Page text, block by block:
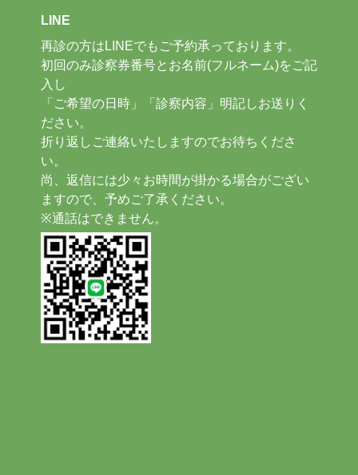
LINE
再診の方はLINEでもご予約承っております。
初回のみ診察券番号とお名前(フルネーム)をご記
入し
「ご希望の日時」「診察内容」明記しお送りく
ださい。
折り返しご連絡いたしますのでお待ちくださ
い。
尚、返信には少々お時間が掛かる場合がござい
ますので、予めご了承ください。
※通話はできません。